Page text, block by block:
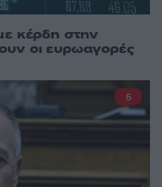
κέρδη στην
οι ευρωαγορές
5